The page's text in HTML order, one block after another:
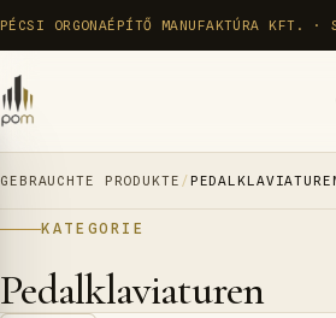
Zum
springen
GEBRAUCHTE PRODUKTE /
KATEGORIE
Pedalklaviaturen